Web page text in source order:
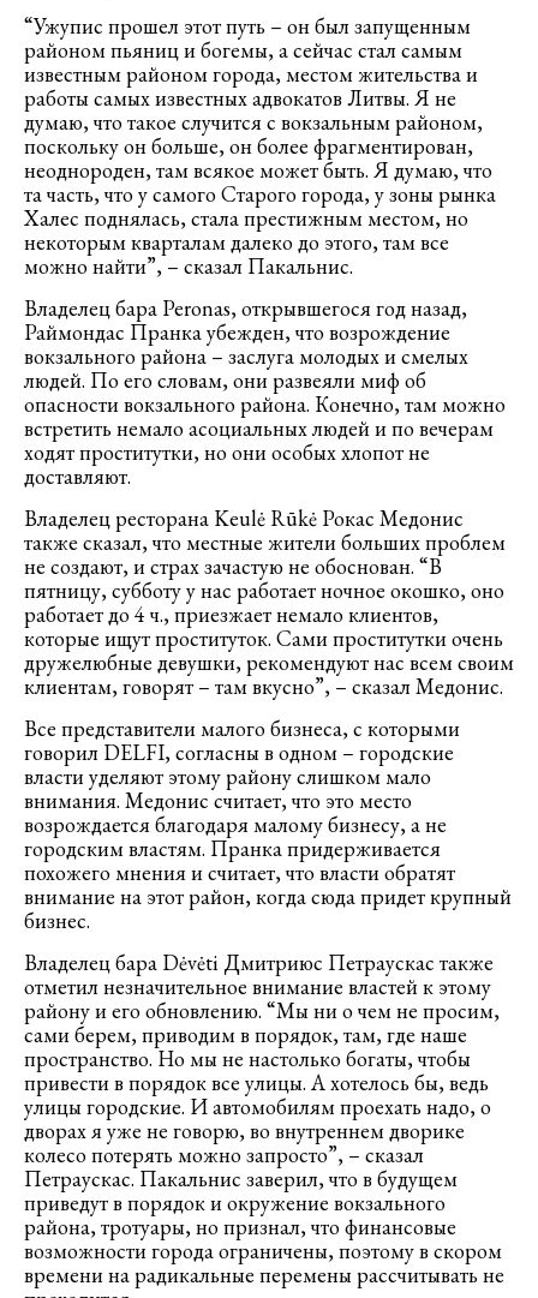
“Ужупис прошел этот путь – он был запущенным
районом пьяниц и богемы, а сейчас стал самым
известным районом города, местом жительства и
работы самых известных адвокатов Литвы. Я не
думаю, что такое случится с вокзальным районом,
поскольку он больше, он более фрагментирован,
неоднороден, там всякое может быть. Я думаю, что
та часть, что у самого Старого города, у зоны рынка
Халес поднялась, стала престижным местом, но
некоторым кварталам далеко до этого, там все
можно найти”, – сказал Пакальнис.
Владелец бара Peronas, открывшегося год назад,
Раймондас Пранка убежден, что возрождение
вокзального района – заслуга молодых и смелых
людей. По его словам, они развеяли миф об
опасности вокзального района. Конечно, там можно
встретить немало асоциальных людей и по вечерам
ходят проститутки, но они особых хлопот не
доставляют.
Владелец ресторана Keulė Rūkė Рокас Медонис
также сказал, что местные жители больших проблем
не создают, и страх зачастую не обоснован. “В
пятницу, субботу у нас работает ночное окошко, оно
работает до 4 ч., приезжает немало клиентов,
которые ищут проституток. Сами проститутки очень
дружелюбные девушки, рекомендуют нас всем своим
клиентам, говорят – там вкусно”, – сказал Медонис.
Все представители малого бизнеса, с которыми
говорил DELFI, согласны в одном – городские
власти уделяют этому району слишком мало
внимания. Медонис считает, что это место
возрождается благодаря малому бизнесу, а не
городским властям. Пранка придерживается
похожего мнения и считает, что власти обратят
внимание на этот район, когда сюда придет крупный
бизнес.
Владелец бара Dėvėti Дмитриюс Петраускас также
отметил незначительное внимание властей к этому
району и его обновлению. “Мы ни о чем не просим,
сами берем, приводим в порядок, там, где наше
пространство. Но мы не настолько богаты, чтобы
привести в порядок все улицы. А хотелось бы, ведь
улицы городские. И автомобилям проехать надо, о
дворах я уже не говорю, во внутреннем дворике
колесо потерять можно запросто”, – сказал
Петраускас. Пакальнис заверил, что в будущем
приведут в порядок и окружение вокзального
района, тротуары, но признал, что финансовые
возможности города ограничены, поэтому в скором
времени на радикальные перемены рассчитывать не